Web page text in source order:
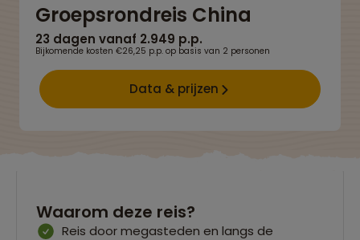
Groepsrondreis China
23 dagen vanaf 2.949 p.p.
Bijkomende kosten €26,25 p.p. op basis van 2 personen
Data & prijzen
Waarom deze reis?
Reis door megasteden en langs de